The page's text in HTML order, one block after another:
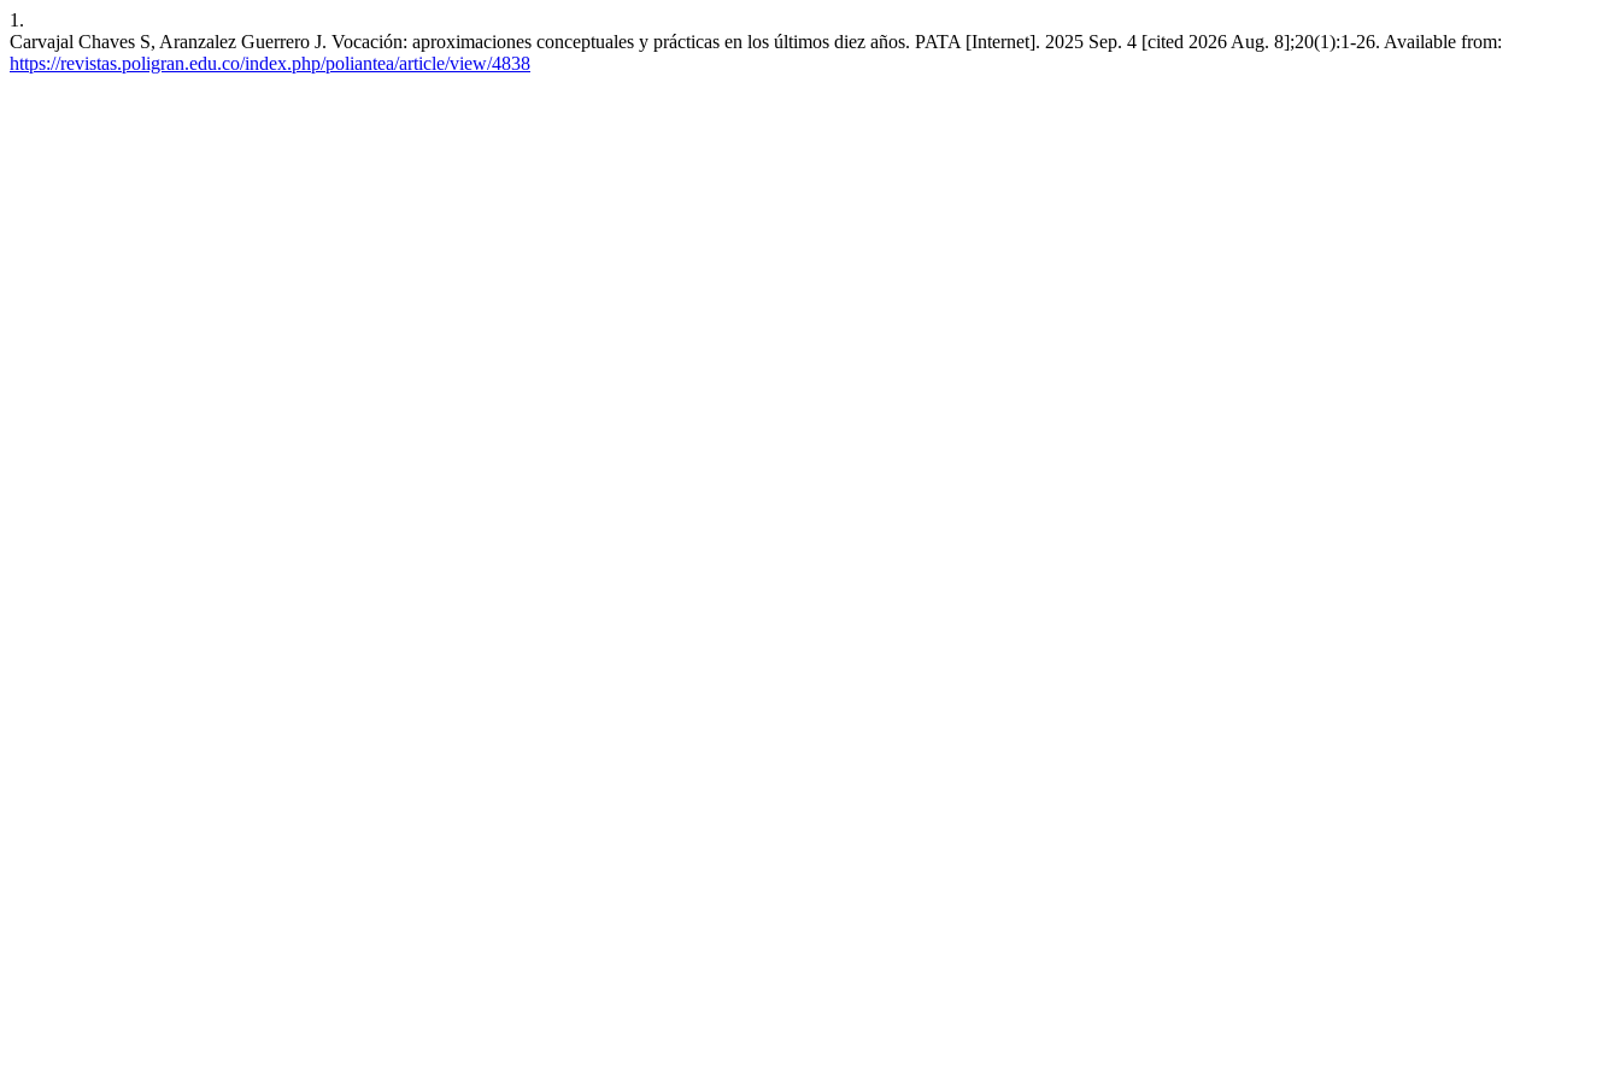
1.
Carvajal Chaves S, Aranzalez Guerrero J. Vocación: aproximaciones conceptuales y prácticas en los últimos diez años. PATA [Internet]. 2025 Sep. 4 [cited 2026 Aug. 8];20(1):1-26. Available from:
https://revistas.poligran.edu.co/index.php/poliantea/article/view/4838